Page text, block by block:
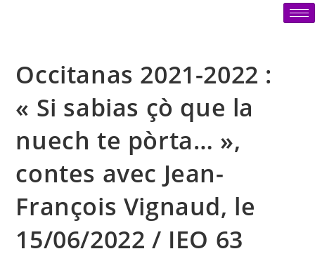
Occitanas 2021-2022 :
« Si sabias çò que la
nuech te pòrta… »,
contes avec Jean-
François Vignaud, le
15/06/2022 / IEO 63